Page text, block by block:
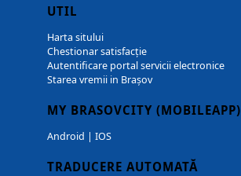
UTIL
Harta sitului
Chestionar satisfacție
Autentificare portal servicii electronice
Starea vremii in Brașov
MY BRASOVCITY (MOBILEAPP)
Android | IOS
TRADUCERE AUTOMATĂ